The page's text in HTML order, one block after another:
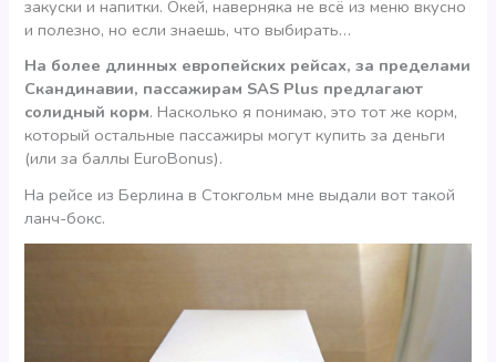
закуски и напитки. Окей, наверняка не всё из меню вкусно
и полезно, но если знаешь, что выбирать…
На более длинных европейских рейсах, за пределами
Скандинавии, пассажирам SAS Plus предлагают
солидный корм. Насколько я понимаю, это тот же корм,
который остальные пассажиры могут купить за деньги
(или за баллы EuroBonus).
На рейсе из Берлина в Стокгольм мне выдали вот такой
ланч-бокс.